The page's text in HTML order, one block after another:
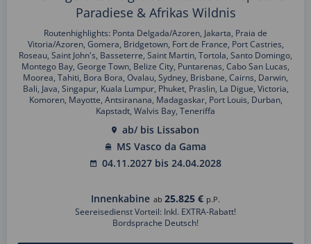
Paradiese & Afrikas Wildnis
Routenhighlights: Ponta Delgada/Azoren, Jakarta, Praia de
Vitoria/Azoren, Gomera, Bridgetown, Fort de France, Port Castries,
Roseau, Saint John's, Basseterre, Saint Martin, Tortola, Santo Domingo,
Montego Bay, George Town, Belize City, Puntarenas, Cabo San Lucas,
Moorea, Tahiti, Bora Bora, Ovalau, Sydney, Brisbane, Cairns, Darwin,
Bali, Java, Singapur, Kuala Lumpur, Phuket, Praslin, La Digue, Victoria,
Komoren, Mayotte, Antsiranana, Madagaskar, Port Louis, Durban,
Kapstadt, Walvis Bay, Teneriffa
ab/ bis Lissabon
MS Vasco da Gama
04.11.2027 bis 24.04.2028
Innenkabine ab 25.825 € p.P.
Seereisedienst Vorteil: Inkl. EXTRA-Rabatt!
Bordsprache Deutsch!